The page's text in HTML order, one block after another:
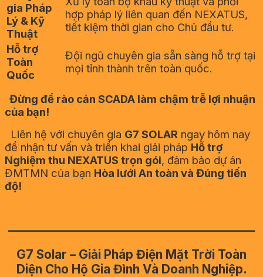
gia Pháp
Lý & Kỹ
Thuật
hợp pháp lý liên quan đến NEXATUS,
tiết kiệm thời gian cho Chủ đầu tư.
Hỗ trợ
Toàn
Quốc
Đội ngũ chuyên gia sẵn sàng hỗ trợ tại
mọi tỉnh thành trên toàn quốc.
Đừng để rào cản SCADA làm chậm trễ lợi nhuận
của bạn!
Liên hệ với chuyên gia G7 SOLAR ngay hôm nay
để nhận tư vấn và triển khai giải pháp Hỗ trợ
Nghiệm thu NEXATUS trọn gói, đảm bảo dự án
ĐMTMN của bạn Hòa lưới An toàn và Đúng tiến
độ!
————————————————————
G7 Solar – Giải Pháp Điện Mặt Trời Toàn
Diện Cho Hộ Gia Đình Và Doanh Nghiệp.